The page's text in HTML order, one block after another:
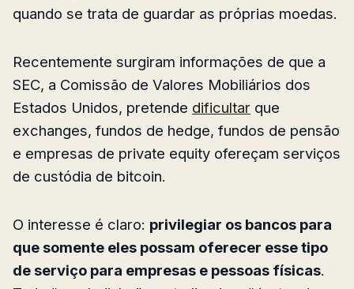
quando se trata de guardar as próprias moedas.
Recentemente surgiram informações de que a
SEC, a Comissão de Valores Mobiliários dos
Estados Unidos, pretende dificultar que
exchanges, fundos de hedge, fundos de pensão
e empresas de private equity ofereçam serviços
de custódia de bitcoin.
O interesse é claro: privilegiar os bancos para
que somente eles possam oferecer esse tipo
de serviço para empresas e pessoas físicas.